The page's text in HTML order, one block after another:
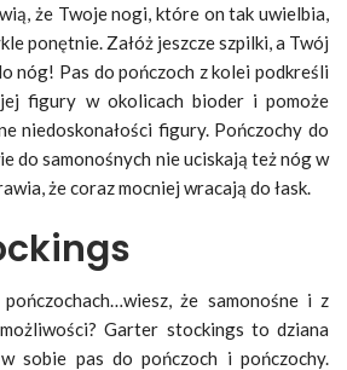
że Twoje nogi, które on tak uwielbia,
ponętnie. Załóż jeszcze szpilki, a Twój
nóg! Pas do pończoch z kolei podkreśli
figury w okolicach bioder i pomoże
niedoskonałości figury. Pończochy do
do samonośnych nie uciskają też nóg w
że coraz mocniej wracają do łask.
że samonośne i z
Garter stockings to dziana
sobie pas do pończoch i pończochy.